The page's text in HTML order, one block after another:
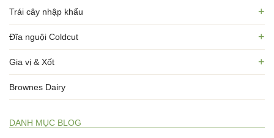
Trái cây nhập khẩu +
Đĩa nguội Coldcut +
Gia vị & Xốt +
Brownes Dairy
DANH MỤC BLOG